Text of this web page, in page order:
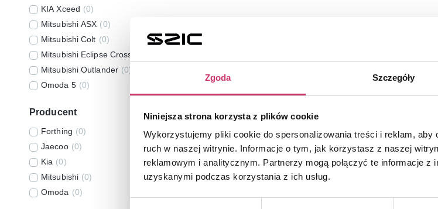
Zgoda Szczegóły
Niniejsza strona korzysta z plików cookie
Wykorzystujemy pliki cookie do spersonalizowania treści i reklam, aby
ruch w naszej witrynie. Informacje o tym, jak korzystasz z naszej
reklamowym i analitycznym. Partnerzy mogą połączyć te informacje z
uzyskanymi podczas korzystania z ich usług.
KIA Xceed (0)
Mitsubishi ASX (0)
Mitsubishi Colt (0)
Mitsubishi Eclipse Cross
Mitsubishi Outlander (0)
Omoda 5 (0)
Producent
Forthing (0)
Jaecoo (0)
Kia (0)
Mitsubishi (0)
Omoda (0)